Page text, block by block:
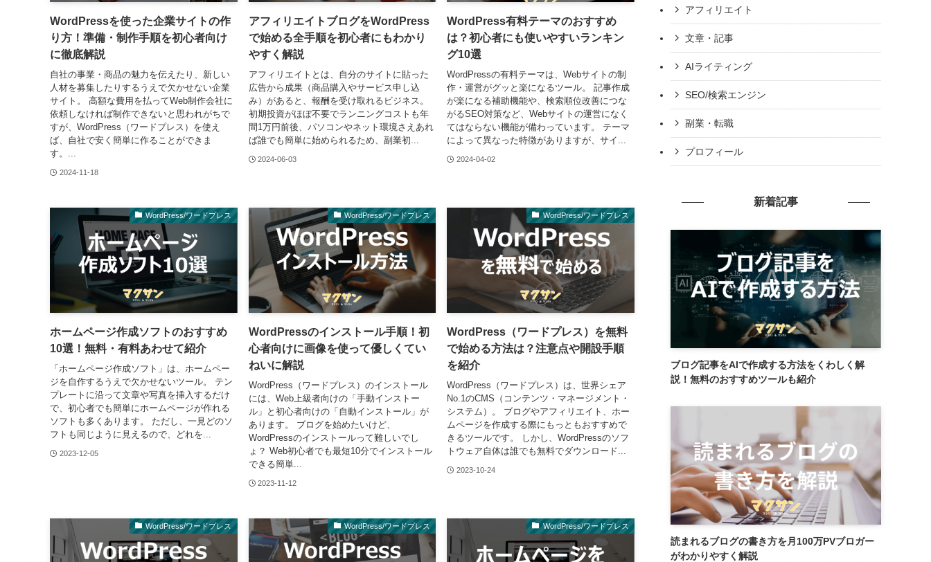
WordPressを使った企業サイトの作
り方！準備・制作手順を初心者向け
に徹底解説
自社の事業・商品の魅力を伝えたり、新しい
人材を募集したりするうえで欠かせない企業
サイト。 高額な費用を払ってWeb制作会社に
依頼しなければ制作できないと思われがちで
すが、WordPress（ワードプレス）を使え
ば、自社で安く簡単に作ることができま
す。...
2024-11-18
アフィリエイトブログをWordPress
で始める全手順を初心者にもわかり
やすく解説
アフィリエイトとは、自分のサイトに貼った
広告から成果（商品購入やサービス申し込
み）があると、報酬を受け取れるビジネス。
初期投資がほぼ不要でランニングコストも年
間1万円前後、パソコンやネット環境さえあれ
ば誰でも簡単に始められるため、副業初...
2024-06-03
WordPress有料テーマのおすすめ
は？初心者にも使いやすいランキン
グ10選
WordPressの有料テーマは、Webサイトの制
作・運営がグッと楽になるツール。 記事作成
が楽になる補助機能や、検索順位改善につな
がるSEO対策など、Webサイトの運営になく
てはならない機能が備わっています。 テーマ
によって異なった特徴がありますが、サイ...
2024-04-02
WordPress/ワードプレス
ホームページ作成ソフトのおすすめ
10選！無料・有料あわせて紹介
「ホームページ作成ソフト」は、ホームペー
ジを自作するうえで欠かせないツール。 テン
プレートに沿って文章や写真を挿入するだけ
で、初心者でも簡単にホームページが作れる
ソフトも多くあります。 ただし、一見どのソ
フトも同じように見えるので、どれを...
2023-12-05
WordPress/ワードプレス
WordPressのインストール手順！初
心者向けに画像を使って優しくてい
ねいに解説
WordPress（ワードプレス）のインストール
には、Web上級者向けの「手動インストー
ル」と初心者向けの「自動インストール」が
あります。 ブログを始めたいけど、
WordPressのインストールって難しいでし
ょ？ Web初心者でも最短10分でインストール
できる簡単...
2023-11-12
WordPress/ワードプレス
WordPress（ワードプレス）を無料
で始める方法は？注意点や開設手順
を紹介
WordPress（ワードプレス）は、世界シェア
No.1のCMS（コンテンツ・マネージメント・
システム）。 ブログやアフィリエイト、ホー
ムページを作成する際にもっともおすすめで
きるツールです。 しかし、WordPressのソフ
トウェア自体は誰でも無料でダウンロード...
2023-10-24
WordPress/ワードプレス WordPress/ワードプレス WordPress/ワードプレス
アフィリエイト
文章・記事
AIライティング
SEO/検索エンジン
副業・転職
プロフィール
新着記事
ブログ記事をAIで作成する方法をくわしく解
説！無料のおすすめツールも紹介
読まれるブログの書き方を月100万PVブロガー
がわかりやすく解説